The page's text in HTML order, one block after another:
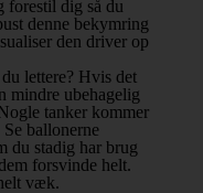
dig så du
denne bekymring
den driver op
lettere? Hvis det
mindre ubehagelig
tanker kommer
Se ballonerne
du stadig har brug
forsvinde helt.
væk.